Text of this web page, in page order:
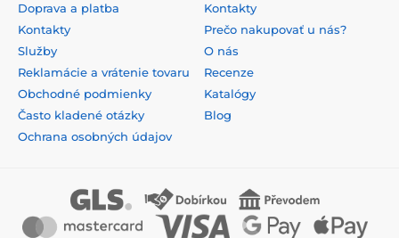
Doprava a platba
Kontakty
Služby
Reklamácie a vrátenie tovaru
Obchodné podmienky
Často kladené otázky
Ochrana osobných údajov
Kontakty
Prečo nakupovať u nás?
O nás
Recenze
Katalógy
Blog